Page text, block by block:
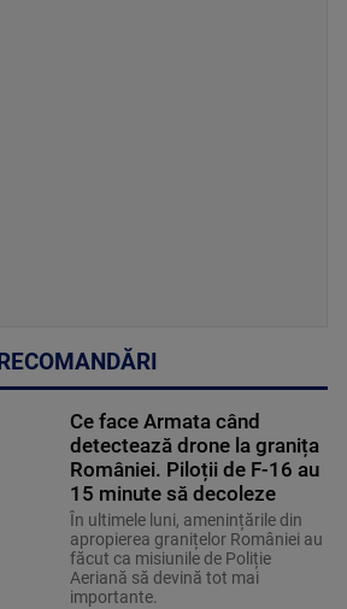
RECOMANDĂRI
Ce face Armata când
detectează drone la granița
României. Piloții de F-16 au
15 minute să decoleze
În ultimele luni, amenințările din
apropierea granițelor României au
făcut ca misiunile de Poliție
Aeriană să devină tot mai
importante.